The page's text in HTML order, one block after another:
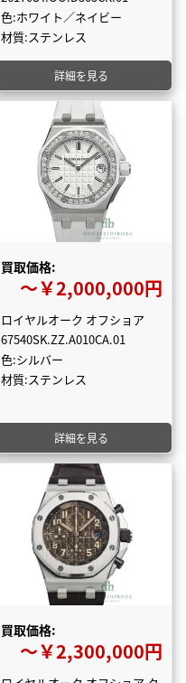
色:ホワイト／ネイビー
材質:ステンレス
詳細を見る
買取価格:
〜￥2,000,000円
ロイヤルオーク オフショア
67540SK.ZZ.A010CA.01
色:シルバー
材質:ステンレス
詳細を見る
買取価格:
〜￥2,300,000円